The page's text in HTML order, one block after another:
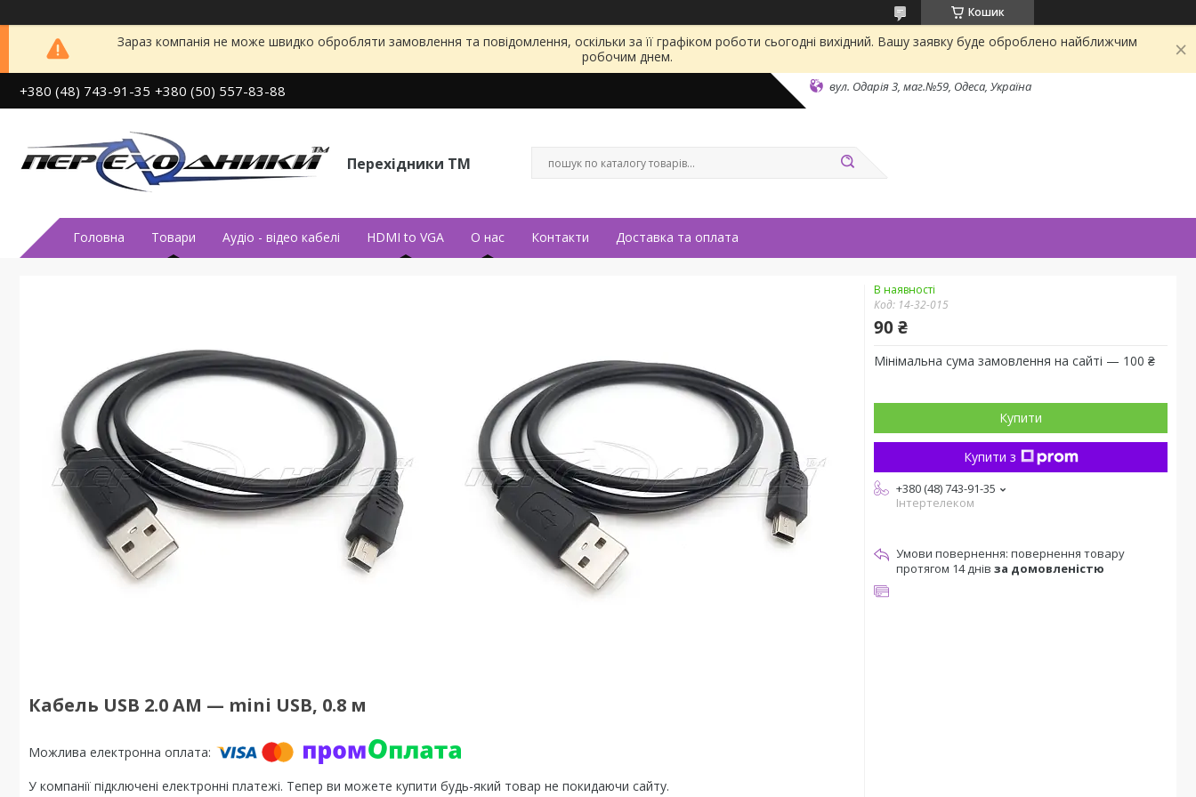
Кошик
Зараз компанія не може швидко обробляти замовлення та повідомлення, оскільки за її графіком роботи сьогодні вихідний. Вашу заявку буде оброблено найближчим
робочим днем.
+380 (48) 743-91-35 +380 (50) 557-83-88 вул. Одарiя 3, маг.№59, Одеса, Україна
Перехідники ТМ
Головна Товари Аудiо - вiдео кабелi HDMI to VGA О нас Контакти Доставка та оплата
Кабель USB 2.0 AM — mini USB, 0.8 м
У компанії підключені електронні платежі. Тепер ви можете купити будь-який товар не покидаючи сайту.
В наявності
Код: 14-32-015
90 ₴
Мінімальна сума замовлення на сайті — 100 ₴
Купити
Купити з
+380 (48) 743-91-35
Інтертелеком
повернення товару
протягом 14 днів за домовленістю